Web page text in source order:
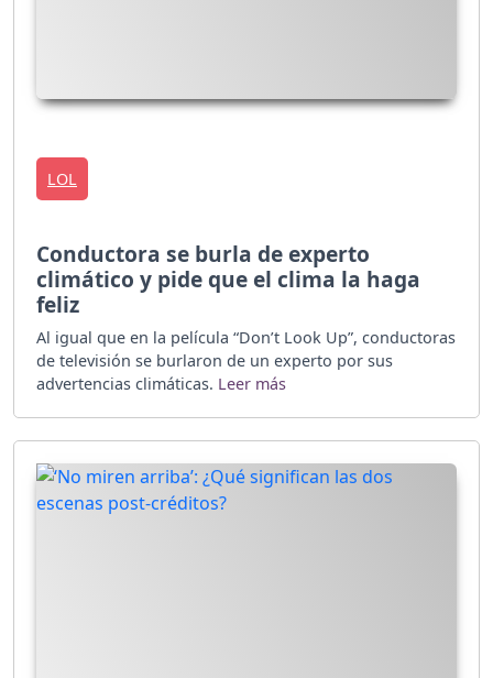
LOL
Conductora se burla de experto
climático y pide que el clima la haga
feliz
Al igual que en la película “Don’t Look Up”, conductoras
de televisión se burlaron de un experto por sus
advertencias climáticas.